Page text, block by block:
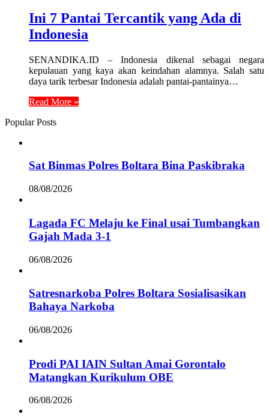
Ini 7 Pantai Tercantik yang Ada di
Indonesia
SENANDIKA.ID – Indonesia dikenal sebagai negara
kepulauan yang kaya akan keindahan alamnya. Salah satu
daya tarik terbesar Indonesia adalah pantai-pantainya…
Read More »
Popular Posts
Sat Binmas Polres Boltara Bina Paskibraka
08/08/2026
Lagada FC Melaju ke Final usai Tumbangkan
Gajah Mada 3-1
06/08/2026
Satresnarkoba Polres Boltara Sosialisasikan
Bahaya Narkoba
06/08/2026
Prodi PAI IAIN Sultan Amai Gorontalo
Matangkan Kurikulum OBE
06/08/2026